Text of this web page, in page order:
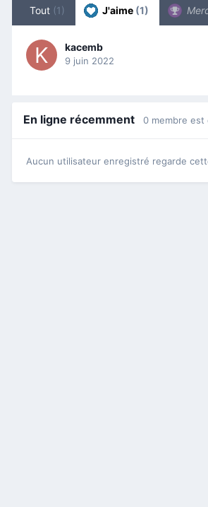
Tout (1) J'aime (1)
kacemb
9 juin 2022
En ligne récemment 0 membre est
Aucun utilisateur enregistré regarde